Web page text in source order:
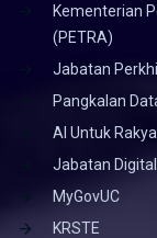
Kementerian
(PETRA)
Jabatan
Pangkalan
AI Untuk
Jabatan
MyGovUC
KRSTE